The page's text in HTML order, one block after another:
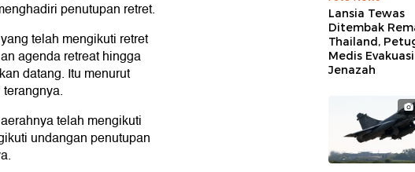
penutupan retret.
telah mengikuti retret
agenda retreat hingga
datang. Itu menurut
telah mengikuti
undangan penutupan
Lansia Tewas
Ditembak
Thailand,
Medis Evakuasi
Jenazah